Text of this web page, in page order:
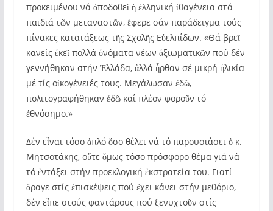
προκειμένου νά ἀποδοθεῖ ἡ ἑλληνική ἰθαγένεια στά
παιδιά τῶν μεταναστῶν, ἔφερε σάν παράδειγμα τούς
πίνακες κατατάξεως τῆς Σχολῆς Εὐελπίδων. «Θά βρεῖ
κανείς ἐκεῖ πολλά ὀνόματα νέων ἀξιωματικῶν πού δέν
γεννήθηκαν στήν Ἑλλάδα, ἀλλά ἦρθαν σέ μικρή ἡλικία
μέ τίς οἰκογένειές τους. Μεγάλωσαν ἐδῶ,
πολιτογραφήθηκαν ἐδῶ καί πλέον φοροῦν τό
ἐθνόσημο.»
Δέν εἶναι τόσο ἁπλό ὅσο θέλει νά τό παρουσιάσει ὁ κ.
Μητσοτάκης, οὔτε ὅμως τόσο πρόσφορο θέμα γιά νά
τό ἐντάξει στήν προεκλογική ἐκστρατεία του. Γιατί
ἄραγε στίς ἐπισκέψεις πού ἔχει κάνει στήν μεθόριο,
δέν εἶπε στούς φαντάρους πού ξενυχτοῦν στίς